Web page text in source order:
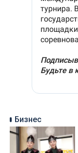
Бизнес